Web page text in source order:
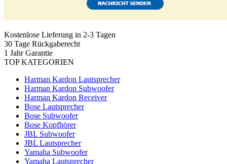
Kostenlose Lieferung in 2-3 Tagen
30 Tage Rückgaberecht
1 Jahr Garantie
TOP KATEGORIEN
Harman Kardon Lautsprecher
Harman Kardon Subwoofer
Harman Kardon Receiver
Bose Lautsprecher
Bose Subwoofer
Bose Kopfhörer
JBL Subwoofer
JBL Lautsprecher
Yamaha Subwoofer
Yamaha Lautsprecher